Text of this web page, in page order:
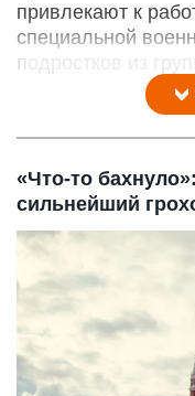
привлекают к
специальной
подростков из
«Что-то
сильнейший